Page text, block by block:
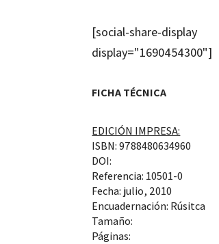
[social-share-display
display="1690454300"]
FICHA TÉCNICA
EDICIÓN IMPRESA:
ISBN: 9788480634960
DOI:
Referencia: 10501-0
Fecha: julio, 2010
Encuadernación: Rúsitca
Tamaño:
Páginas: